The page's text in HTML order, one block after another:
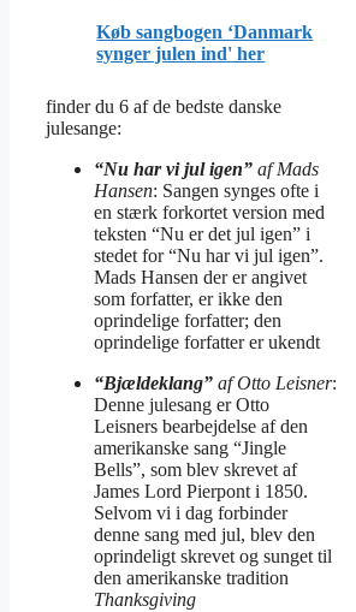
Køb sangbogen ‘Danmark
synger julen ind' her
finder du 6 af de bedste danske
julesange:
“Nu har vi jul igen” af Mads
Hansen: Sangen synges ofte i
en stærk forkortet version med
teksten “Nu er det jul igen” i
stedet for “Nu har vi jul igen”.
Mads Hansen der er angivet
som forfatter, er ikke den
oprindelige forfatter; den
oprindelige forfatter er ukendt
“Bjældeklang” af Otto Leisner:
Denne julesang er Otto
Leisners bearbejdelse af den
amerikanske sang “Jingle
Bells”, som blev skrevet af
James Lord Pierpont i 1850.
Selvom vi i dag forbinder
denne sang med jul, blev den
oprindeligt skrevet og sunget til
den amerikanske tradition
Thanksgiving